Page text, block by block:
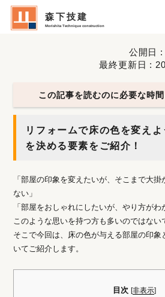
森下技建
Morishita Technique construction
公開日 :
最終更新日 :
この記事を読むのに必要な時
リフォームで床の色を変え
を決める要素をご紹介！
「部屋の印象を変えたいが、そこまで大
ない」
「部屋をおしゃれにしたいが、やり方がわ
このような思いを持つ方も多いのではない
そこで今回は、床の色が与える部屋の印象
いてご紹介します。
目次 [非表示]